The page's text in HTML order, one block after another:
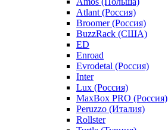
Atlant (Россия)
Broomer (Россия)
BuzzRack (США)
ED
Enroad
Evrodetal (Россия)
Inter
Lux (Россия)
MaxBox PRO (Россия)
Peruzzo (Италия)
Rollster